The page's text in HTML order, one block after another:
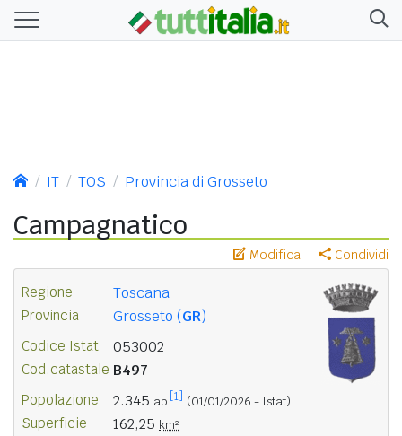
IT TOS Provincia di Grosseto
Campagnatico
Modifica Condividi
Regione Toscana
Provincia Grosseto (GR)
Codice Istat 053002
Cod.catastale B497
Popolazione 2.345 ab. [1] (01/01/2026 - Istat)
Superficie 162,25 km²